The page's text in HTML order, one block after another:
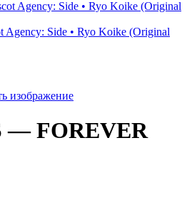
Agency: Side • Ryo Koike (Original
изображение
— FOREVER